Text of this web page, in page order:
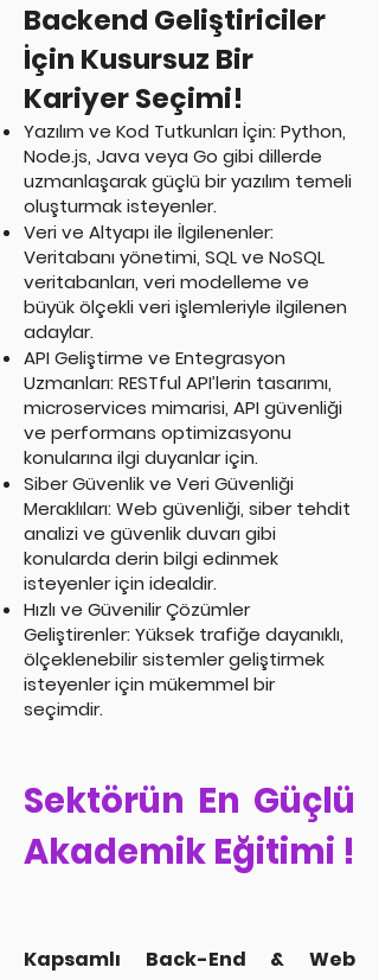
Backend Geliştiriciler
İçin Kusursuz Bir
Kariyer Seçimi!
Yazılım ve Kod Tutkunları İçin: Python,
Node.js, Java veya Go gibi dillerde
uzmanlaşarak güçlü bir yazılım temeli
oluşturmak isteyenler.
Veri ve Altyapı ile İlgilenenler:
Veritabanı yönetimi, SQL ve NoSQL
veritabanları, veri modelleme ve
büyük ölçekli veri işlemleriyle ilgilenen
adaylar.
API Geliştirme ve Entegrasyon
Uzmanları: RESTful API’lerin tasarımı,
microservices mimarisi, API güvenliği
ve performans optimizasyonu
konularına ilgi duyanlar için.
Siber Güvenlik ve Veri Güvenliği
Meraklıları: Web güvenliği, siber tehdit
analizi ve güvenlik duvarı gibi
konularda derin bilgi edinmek
isteyenler için idealdir.
Hızlı ve Güvenilir Çözümler
Geliştirenler: Yüksek trafiğe dayanıklı,
ölçeklenebilir sistemler geliştirmek
isteyenler için mükemmel bir
seçimdir.
Sektörün En Güçlü
Akademik Eğitimi !
Kapsamlı Back-End & Web